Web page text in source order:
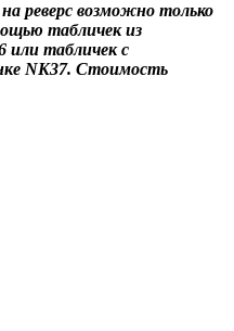
реверс возможно только
табличек из
или табличек с
NK37. Стоимость